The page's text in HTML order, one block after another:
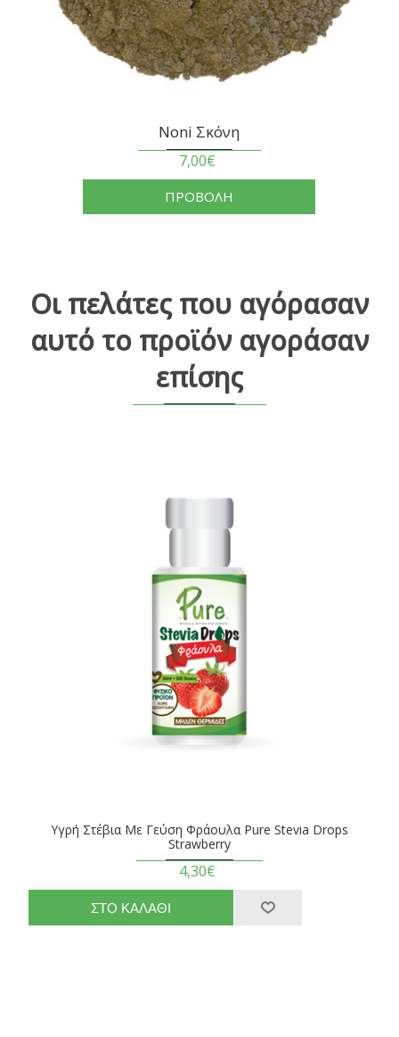
Noni Σκόνη
7,00€
ΠΡΟΒΟΛΗ
Οι πελάτες που αγόρασαν
αυτό το προϊόν αγοράσαν
επίσης
Υγρή Στέβια Με Γεύση Φράουλα Pure Stevia Drops
Strawberry
4,30€